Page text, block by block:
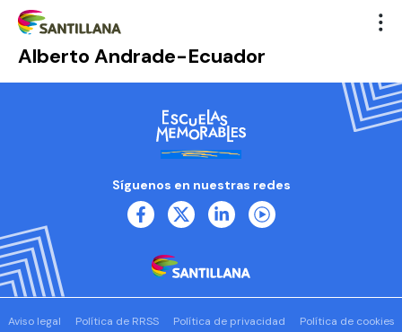
Alberto Andrade-Ecuador
Síguenos en nuestras redes
Aviso legal Política de RRSS Política de privacidad
Política de cookies